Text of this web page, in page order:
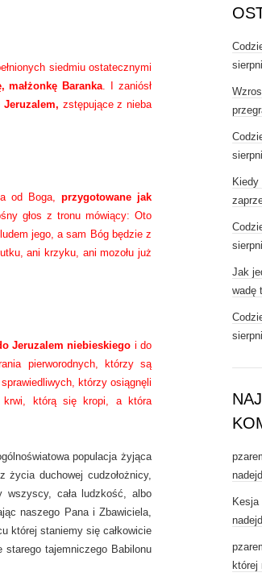
siedmiu ostatecznymi
Baranka. I zaniósł
Jeruzalem, zstępujące z nieba
od Boga, przygotowane jak
głos z tronu mówiący: Oto
jego, a sam Bóg będzie z
ani krzyku, ani mozołu już
Jeruzalem niebieskiego i do
pierworodnych, którzy są
którzy osiągnęli
krwi, którą się kropi, a która
populacja żyjąca
życia duchowej cudzołożnicy,
wszyscy, cała ludzkość, albo
naszego Pana i Zbawiciela,
której staniemy się całkowicie
tajemniczego Babilonu
Jak
wadę
Kesja
której